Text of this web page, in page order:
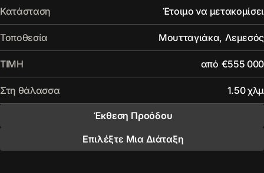
Κατάσταση Έτοιμο να μετακομίσει
Τοποθεσία Μουτταγιάκα, Λεμεσός
ΤΙΜΗ από €555 000
Στη θάλασσα 1.50 χλμ
Έκθεση Προόδου
Επιλέξτε Μια Διάταξη